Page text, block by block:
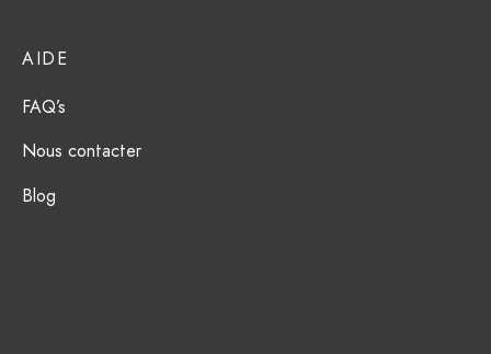
AIDE
FAQ’s
Nous contacter
Blog